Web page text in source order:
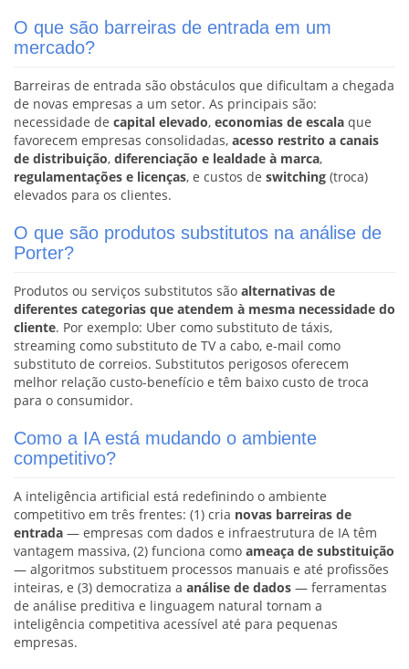
O que são barreiras de entrada em um
mercado?
Barreiras de entrada são obstáculos que dificultam a chegada
de novas empresas a um setor. As principais são:
necessidade de capital elevado, economias de escala que
favorecem empresas consolidadas, acesso restrito a canais
de distribuição, diferenciação e lealdade à marca,
regulamentações e licenças, e custos de switching (troca)
elevados para os clientes.
O que são produtos substitutos na análise de
Porter?
Produtos ou serviços substitutos são alternativas de
diferentes categorias que atendem à mesma necessidade do
cliente. Por exemplo: Uber como substituto de táxis,
streaming como substituto de TV a cabo, e-mail como
substituto de correios. Substitutos perigosos oferecem
melhor relação custo-benefício e têm baixo custo de troca
para o consumidor.
Como a IA está mudando o ambiente
competitivo?
A inteligência artificial está redefinindo o ambiente
competitivo em três frentes: (1) cria novas barreiras de
entrada — empresas com dados e infraestrutura de IA têm
vantagem massiva, (2) funciona como ameaça de substituição
— algoritmos substituem processos manuais e até profissões
inteiras, e (3) democratiza a análise de dados — ferramentas
de análise preditiva e linguagem natural tornam a
inteligência competitiva acessível até para pequenas
empresas.